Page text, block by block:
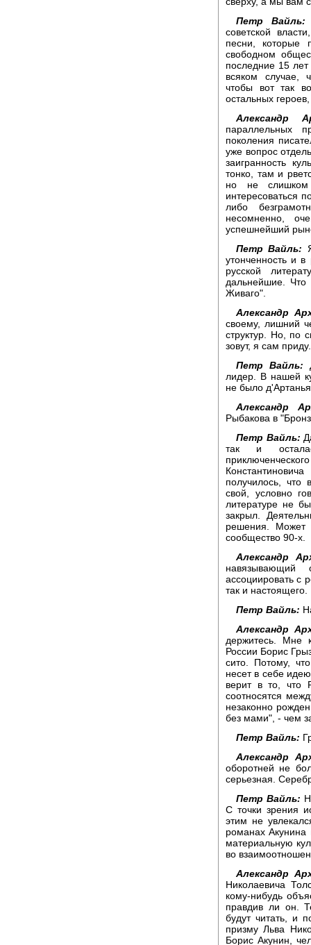
Петр Вайль:
советской
песни, которые
свободном
последние 15
всяком случае,
чтобы вот так
остальных
Александр
параллельных
поколения
уже вопрос
заигранность
тонко, там и
но не слишком
интересоваться
либо
несомненно,
успешнейший
Петр Вайль:
утонченность и
русской
дальнейшие. Что
Живаго".
Александр
своему, лишний
структур. Но, по
зовут, я сам приду.
Петр Вайль:
лидер. В нашей
не было
Александр
Рыбакова в
Петр Вайль:
так и
получилось, что
свой, условно
литературе не
закрыл.
решения. Может
сообщество 90-х.
Александр
ассоциировать с
так и настоящего.
Петр Вайль:
Александр
держитесь. Мне
России Борис
сито. Потому,
несет в себе
верит в то, что
соотносятся
незаконно
без мами", - чем
Петр Вайль:
Александр
оборотней не
серьезная.
Петр Вайль:
С точки зрения
этим не
романах Акунина
материальную
во
Александр
Николаевича
кому-нибудь
правдив ли он.
будут читать, и
призму Льва
Борис Акунин,